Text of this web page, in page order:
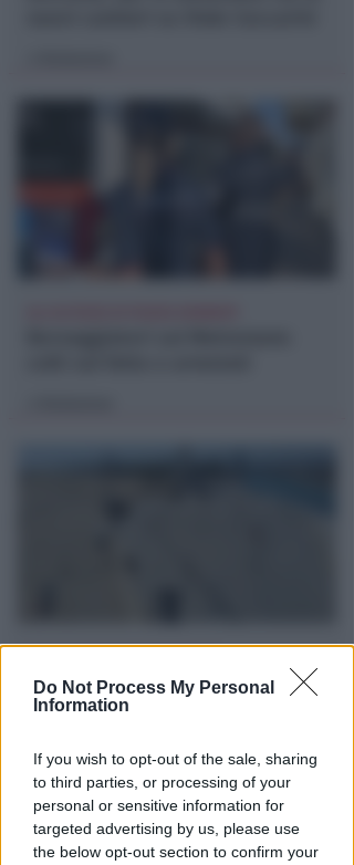
Do Not Process My Personal
Information
If you wish to opt-out of the sale, sharing
to third parties, or processing of your
personal or sensitive information for
targeted advertising by us, please use
the below opt-out section to confirm your
Papa Leone XIV a Rimini: iniziati
i lavori di allestimento a
di Redazione